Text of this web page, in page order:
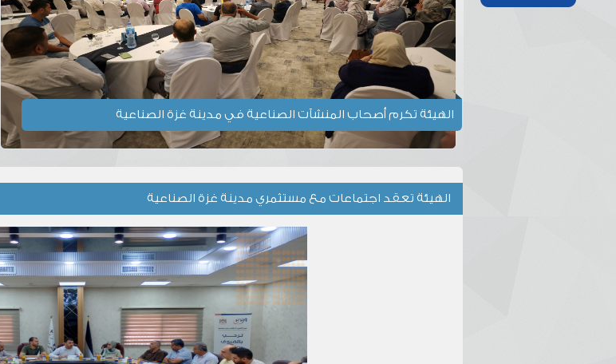
الهيئة تكرم أصحاب المنشآت الصناعية في مدينة غزة الصناعية
الهيئة تعقد اجتماعات مع مستثمري مدينة غزة الصناعية